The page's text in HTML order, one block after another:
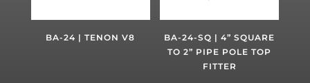
BA-24 | TENON V8
BA-24-SQ | 4” SQUARE
TO 2” PIPE POLE TOP
FITTER